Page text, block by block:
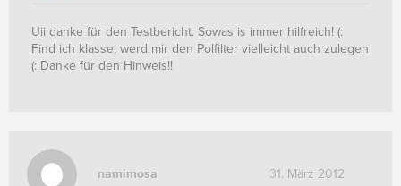
Uii danke für den Testbericht. Sowas is immer hilfreich! (:
Find ich klasse, werd mir den Polfilter vielleicht auch zulegen
(: Danke für den Hinweis!!
namimosa 31. März 2012